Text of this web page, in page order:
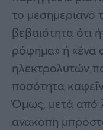
το μεσημεριανό
βεβαιότητα ότι
ρόφημα» ή «ένα
ηλεκτρολυτών
ποσότητα
Όμως, μετά από
ανακοπή